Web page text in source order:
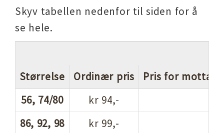
Skyv tabellen nedenfor til siden for å
se hele.
Størrelse
Ordinær pris
Pris for
56, 74/80
kr 94,-
86, 92, 98
kr 99,-